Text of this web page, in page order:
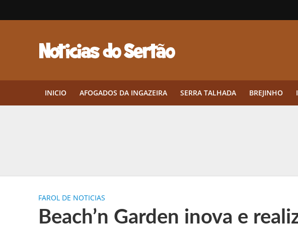
INICIO AFOGADOS DA INGAZEIRA SERRA TALHADA BREJINHO
Twin lança torneio semanal “Mestres das Rodadas” focado
FAROL DE NOTICIAS
Beach’n Garden inova e